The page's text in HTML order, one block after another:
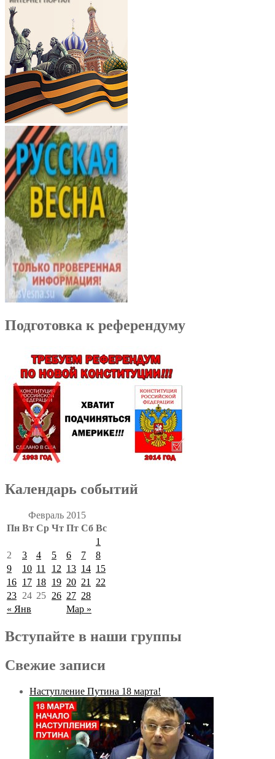
Подготовка к референдуму
Календарь событий
Февраль 2015
Пн Вт Ср Чт Пт Сб Вс
« Янв Мар »
1
2
3 4 5 6 7
8
9
10 11 12 13 14 15
16 17 18 19 20 21
22
23 24 25 26 27 28
Вступайте в наши группы
Свежие записи
Наступление Путина 18 марта!